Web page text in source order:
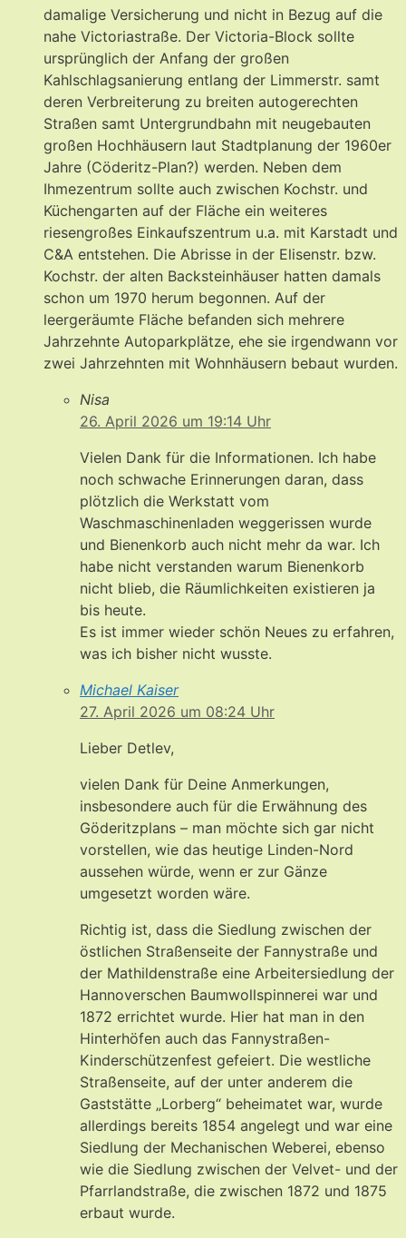
damalige Versicherung und nicht in Bezug auf die
nahe Victoriastraße. Der Victoria-Block sollte
ursprünglich der Anfang der großen
Kahlschlagsanierung entlang der Limmerstr. samt
deren Verbreiterung zu breiten autogerechten
Straßen samt Untergrundbahn mit neugebauten
großen Hochhäusern laut Stadtplanung der 1960er
Jahre (Cöderitz-Plan?) werden. Neben dem
Ihmezentrum sollte auch zwischen Kochstr. und
Küchengarten auf der Fläche ein weiteres
riesengroßes Einkaufszentrum u.a. mit Karstadt und
C&A entstehen. Die Abrisse in der Elisenstr. bzw.
Kochstr. der alten Backsteinhäuser hatten damals
schon um 1970 herum begonnen. Auf der
leergeräumte Fläche befanden sich mehrere
Jahrzehnte Autoparkplätze, ehe sie irgendwann vor
zwei Jahrzehnten mit Wohnhäusern bebaut wurden.
Nisa
26. April 2026 um 19:14 Uhr
Vielen Dank für die Informationen. Ich habe
noch schwache Erinnerungen daran, dass
plötzlich die Werkstatt vom
Waschmaschinenladen weggerissen wurde
und Bienenkorb auch nicht mehr da war. Ich
habe nicht verstanden warum Bienenkorb
nicht blieb, die Räumlichkeiten existieren ja
bis heute.
Es ist immer wieder schön Neues zu erfahren,
was ich bisher nicht wusste.
Michael Kaiser
27. April 2026 um 08:24 Uhr
Lieber Detlev,
vielen Dank für Deine Anmerkungen,
insbesondere auch für die Erwähnung des
Göderitzplans – man möchte sich gar nicht
vorstellen, wie das heutige Linden-Nord
aussehen würde, wenn er zur Gänze
umgesetzt worden wäre.
Richtig ist, dass die Siedlung zwischen der
östlichen Straßenseite der Fannystraße und
der Mathildenstraße eine Arbeitersiedlung der
Hannoverschen Baumwollspinnerei war und
1872 errichtet wurde. Hier hat man in den
Hinterhöfen auch das Fannystraßen-
Kinderschützenfest gefeiert. Die westliche
Straßenseite, auf der unter anderem die
Gaststätte „Lorberg“ beheimatet war, wurde
allerdings bereits 1854 angelegt und war eine
Siedlung der Mechanischen Weberei, ebenso
wie die Siedlung zwischen der Velvet- und der
Pfarrlandstraße, die zwischen 1872 und 1875
erbaut wurde.